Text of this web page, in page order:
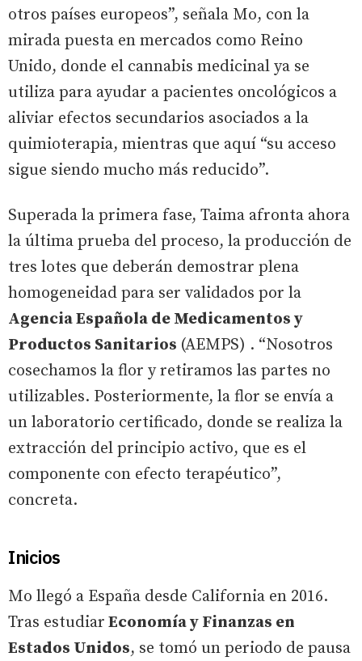
otros países europeos”, señala Mo, con la
mirada puesta en mercados como Reino
Unido, donde el cannabis medicinal ya se
utiliza para ayudar a pacientes oncológicos a
aliviar efectos secundarios asociados a la
quimioterapia, mientras que aquí “su acceso
sigue siendo mucho más reducido”.
Superada la primera fase, Taima afronta ahora
la última prueba del proceso, la producción de
tres lotes que deberán demostrar plena
homogeneidad para ser validados por la
Agencia Española de Medicamentos y
Productos Sanitarios (AEMPS) . “Nosotros
cosechamos la flor y retiramos las partes no
utilizables. Posteriormente, la flor se envía a
un laboratorio certificado, donde se realiza la
extracción del principio activo, que es el
componente con efecto terapéutico”,
concreta.
Inicios
Mo llegó a España desde California en 2016.
Tras estudiar Economía y Finanzas en
Estados Unidos, se tomó un periodo de pausa